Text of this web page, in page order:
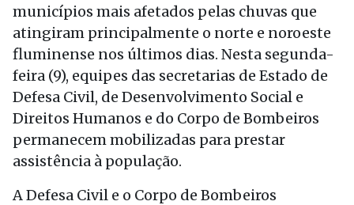
municípios mais afetados pelas chuvas que
atingiram principalmente o norte e noroeste
fluminense nos últimos dias. Nesta segunda-
feira (9), equipes das secretarias de Estado de
Defesa Civil, de Desenvolvimento Social e
Direitos Humanos e do Corpo de Bombeiros
permanecem mobilizadas para prestar
assistência à população.
A Defesa Civil e o Corpo de Bombeiros